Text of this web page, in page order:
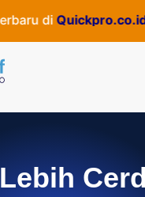
di Quickpro.co.id